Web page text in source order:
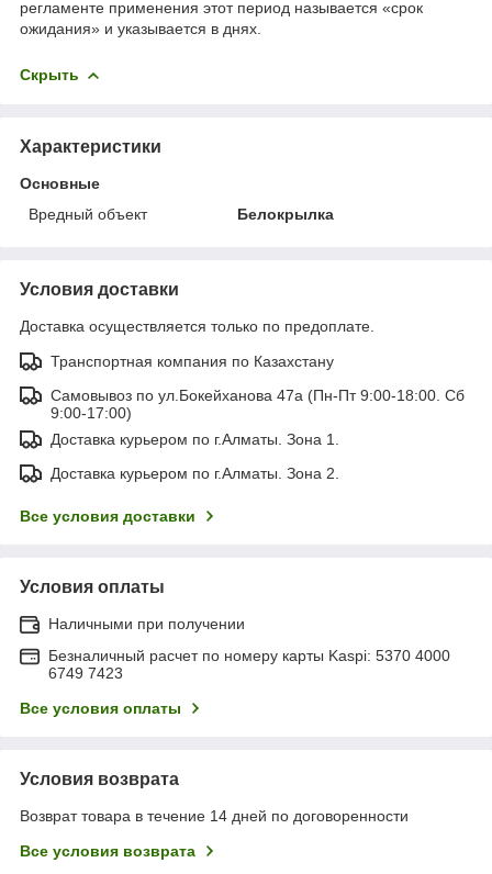
регламенте применения этот период называется «срок
ожидания» и указывается в днях.
Скрыть
Характеристики
Основные
Вредный объект
Белокрылка
Условия доставки
Доставка осуществляется только по предоплате.
Транспортная компания по Казахстану
Самовывоз по ул.Бокейханова 47а (Пн-Пт 9:00-18:00. Сб
9:00-17:00)
Доставка курьером по г.Алматы. Зона 1.
Доставка курьером по г.Алматы. Зона 2.
Все условия доставки
Условия оплаты
Наличными при получении
Безналичный расчет по номеру карты Kaspi: 5370 4000
6749 7423
Все условия оплаты
Условия возврата
Возврат товара в течение 14 дней по договоренности
Все условия возврата